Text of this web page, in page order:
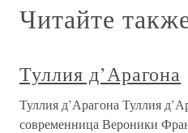
Читайте
Туллия д’Арагона
Туллия д’Арагона Туллия
современница Вероники